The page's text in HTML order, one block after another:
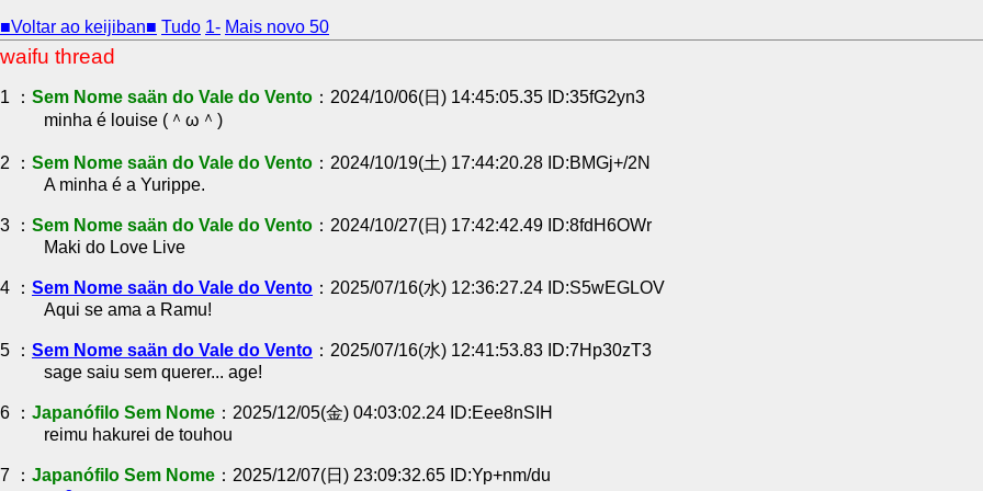
■Voltar ao keijiban■ Tudo 1- Mais novo 50
waifu thread
1 ： Sem Nome saän do Vale do Vento ：2024/10/06(日) 14:45:05.35 ID:35fG2yn3
minha é louise (＾ω＾)
2 ： Sem Nome saän do Vale do Vento ：2024/10/19(土) 17:44:20.28 ID:BMGj+/2N
A minha é a Yurippe.
3 ： Sem Nome saän do Vale do Vento ：2024/10/27(日) 17:42:42.49 ID:8fdH6OWr
Maki do Love Live
4 ： Sem Nome saän do Vale do Vento ：2025/07/16(水) 12:36:27.24 ID:S5wEGLOV
Aqui se ama a Ramu!
5 ： Sem Nome saän do Vale do Vento ：2025/07/16(水) 12:41:53.83 ID:7Hp30zT3
sage saiu sem querer... age!
6 ： Japanófilo Sem Nome ：2025/12/05(金) 04:03:02.24 ID:Eee8nSIH
reimu hakurei de touhou
7 ： Japanófilo Sem Nome ：2025/12/07(日) 23:09:32.65 ID:Yp+nm/du